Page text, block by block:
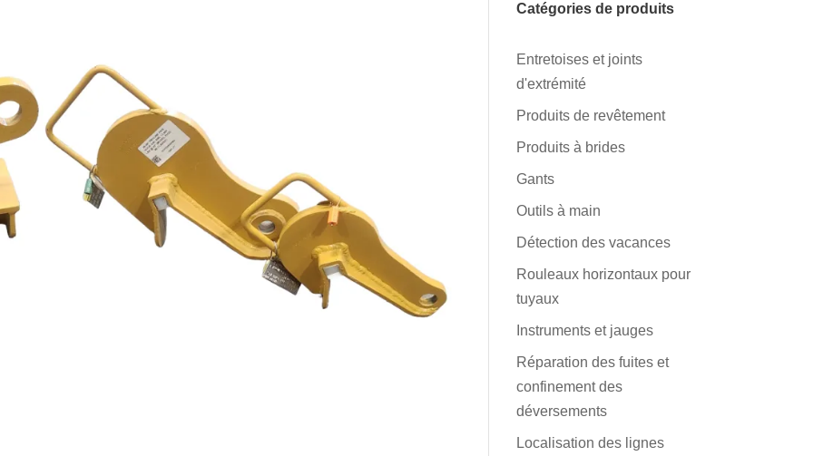
Catégories de produits
Entretoises et joints
d'extrémité
Produits de revêtement
Produits à brides
Gants
Outils à main
Détection des vacances
Rouleaux horizontaux pour
tuyaux
Instruments et jauges
Réparation des fuites et
confinement des
déversements
Localisation des lignes